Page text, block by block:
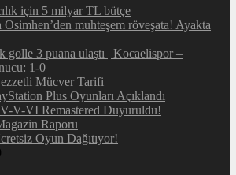
için 5 milyar TL bütçe
Osimhen’den muhteşem röveşata! Ayakta
golle 3 puana ulaştı | Kocaelispor –
1-0
Mücver Tarifi
Plus Oyunları Açıklandı
V-VI Remastered Duyuruldu!
Raporu
Oyun Dağıtıyor!